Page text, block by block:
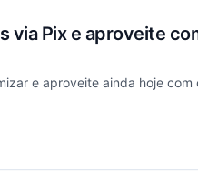
via Pix e aproveite
e aproveite ainda hoje com